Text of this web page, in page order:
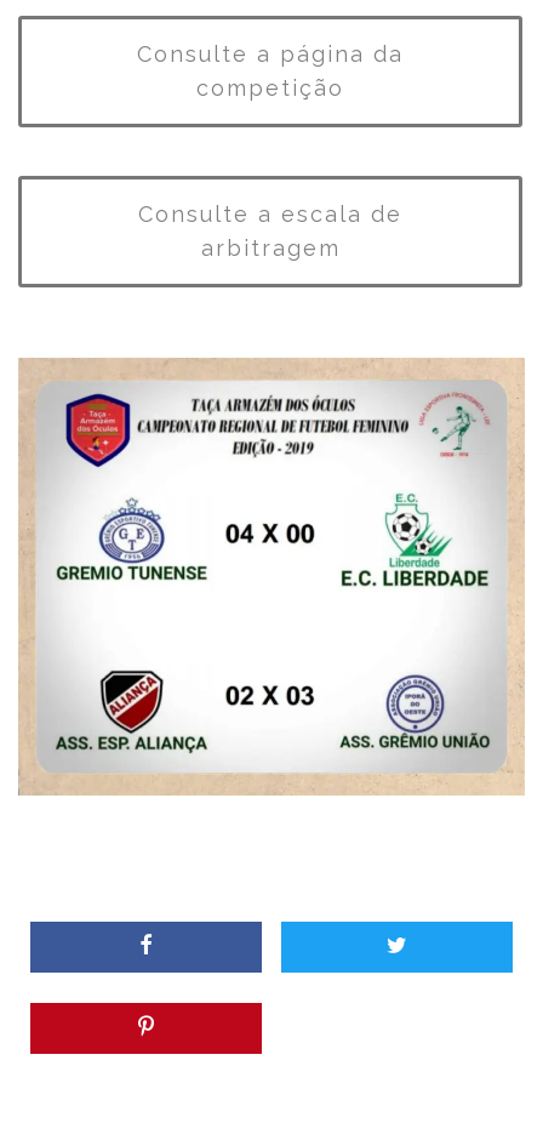
Consulte a página da
competição
Consulte a escala de
arbitragem